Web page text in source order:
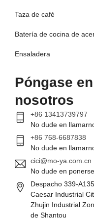
Taza de café
Batería de cocina de
Ensaladera
Póngase
nosotros
+86 13413739797
No dude en
+86 768-6687838
No dude en
cici@mo-ya.com.cn
No dude en
Despacho 339-
Caesar Industrial
Zhujin Industrial
de Shantou